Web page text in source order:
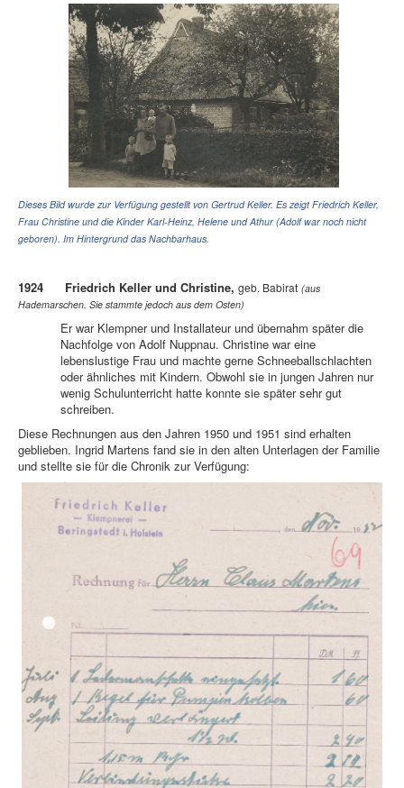
Dieses Bild wurde zur Verfügung gestellt von Gertrud Keller. Es zeigt Friedrich Keller,
Frau Christine und die Kinder Karl-Heinz, Helene und Athur (Adolf war noch nicht
geboren). Im Hintergrund das Nachbarhaus.
1924 Friedrich Keller und Christine, geb. Babirat (aus
Hademarschen. Sie stammte jedoch aus dem Osten)
Er war Klempner und Installateur und übernahm später die
Nachfolge von Adolf Nuppnau. Christine war eine
lebenslustige Frau und machte gerne Schneeballschlachten
oder ähnliches mit Kindern. Obwohl sie in jungen Jahren nur
wenig Schulunterricht hatte konnte sie später sehr gut
schreiben.
Diese Rechnungen aus den Jahren 1950 und 1951 sind erhalten
geblieben. Ingrid Martens fand sie in den alten Unterlagen der Familie
und stellte sie für die Chronik zur Verfügung: